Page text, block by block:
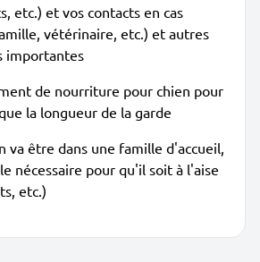
etc.) et vos contacts en cas
vétérinaire, etc.) et autres
importantes
de nourriture pour chien pour
la longueur de la garde
va être dans une famille d'accueil,
nécessaire pour qu'il soit à l'aise
etc.)